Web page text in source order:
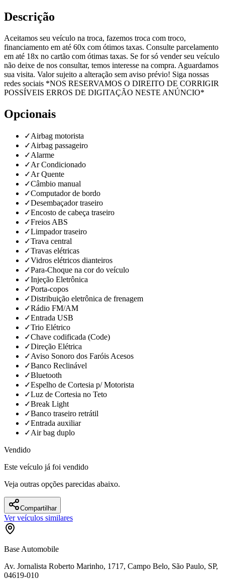
Descrição
Aceitamos seu veículo na troca, fazemos troca com troco,
financiamento em até 60x com ótimos taxas. Consulte parcelamento
em até 18x no cartão com ótimas taxas. Se for só vender seu veículo
não deixe de nos consultar, temos interesse na compra. Aguardamos
sua visita. Valor sujeito a alteração sem aviso prévio! Siga nossas
redes sociais *NOS RESERVAMOS O DIREITO DE CORRIGIR
POSSÍVEIS ERROS DE DIGITAÇÃO NESTE ANÚNCIO*
Opcionais
✓Airbag motorista
✓Airbag passageiro
✓Alarme
✓Ar Condicionado
✓Ar Quente
✓Câmbio manual
✓Computador de bordo
✓Desembaçador traseiro
✓Encosto de cabeça traseiro
✓Freios ABS
✓Limpador traseiro
✓Trava central
✓Travas elétricas
✓Vidros elétricos dianteiros
✓Para-Choque na cor do veículo
✓Injeção Eletrônica
✓Porta-copos
✓Distribuição eletrônica de frenagem
✓Rádio FM/AM
✓Entrada USB
✓Trio Elétrico
✓Chave codificada (Code)
✓Direção Elétrica
✓Aviso Sonoro dos Faróis Acesos
✓Banco Reclinável
✓Bluetooth
✓Espelho de Cortesia p/ Motorista
✓Luz de Cortesia no Teto
✓Break Light
✓Banco traseiro retrátil
✓Entrada auxiliar
✓Air bag duplo
Vendido
Este veículo já foi vendido
Veja outras opções parecidas abaixo.
Compartilhar
Ver veículos similares
Base Automobile
Av. Jornalista Roberto Marinho, 1717, Campo Belo, São Paulo, SP,
04619-010